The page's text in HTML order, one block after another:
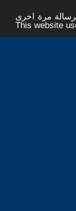
مرة اخرى -
This website